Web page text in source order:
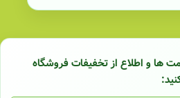
ها و اطلاع از تخفیفات فروشگاه